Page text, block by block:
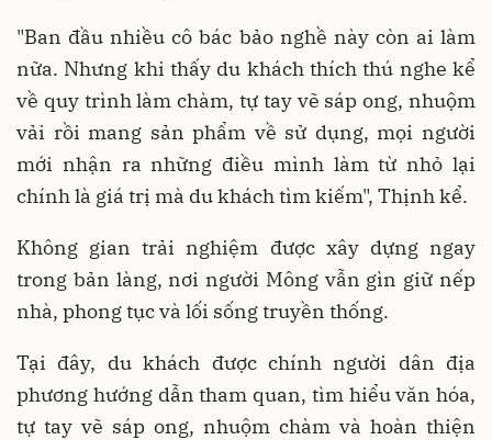
"Ban đầu nhiều cô bác bảo nghề này còn ai làm
nữa. Nhưng khi thấy du khách thích thú nghe kể
về quy trình làm chàm, tự tay vẽ sáp ong, nhuộm
vải rồi mang sản phẩm về sử dụng, mọi người
mới nhận ra những điều mình làm từ nhỏ lại
chính là giá trị mà du khách tìm kiếm", Thịnh kể.
Không gian trải nghiệm được xây dựng ngay
trong bản làng, nơi người Mông vẫn gìn giữ nếp
nhà, phong tục và lối sống truyền thống.
Tại đây, du khách được chính người dân địa
phương hướng dẫn tham quan, tìm hiểu văn hóa,
tự tay vẽ sáp ong, nhuộm chàm và hoàn thiện